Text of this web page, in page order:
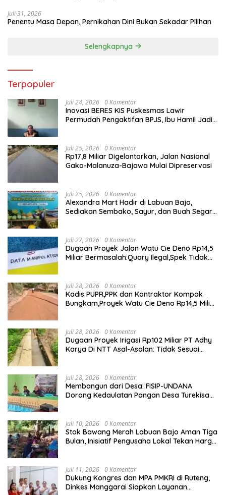
Juli 31, 2026
Penentu Masa Depan, Pernikahan Dini Bukan Sekadar Pilihan
Selengkapnya
Terpopuler
Juli 24, 2026 0 Komentar
Inovasi BERES KIS Puskesmas Lawir
Permudah Pengaktifan BPJS, Ibu Hamil Jadi
Juli 25, 2026 0 Komentar
Rp17,8 Miliar Digelontorkan, Jalan Nasional
Gako-Malanuza-Bajawa Mulai Dipreservasi
Juli 25, 2026 0 Komentar
Alexandra Mart Hadir di Labuan Bajo,
Sediakan Sembako, Sayur, dan Buah Segar
Juli 27, 2026 0 Komentar
Dugaan Proyek Jalan Watu Cie Deno Rp14,5
Miliar Bermasalah:Quary Ilegal,Spek Tidak
Juli 28, 2026 0 Komentar
Kadis PUPR,PPK dan Kontraktor Kompak
Bungkam,Proyek Watu Cie Deno Rp14,5 Miliar
Juli 28, 2026 0 Komentar
Dugaan Proyek Irigasi Rp102 Miliar PT Adhy
Karya Di NTT Asal-Asalan: Tidak Sesuai
Juli 28, 2026 0 Komentar
Membangun dari Desa: FISIP-UNDANA
Dorong Kedaulatan Pangan Desa Turekisa
Juli 10, 2026 0 Komentar
Stok Bawang Merah Labuan Bajo Aman Tiga
Bulan, Inisiatif Pengusaha Lokal Tekan Harga
Juli 11, 2026 0 Komentar
Dukung Kongres dan MPA PMKRI di Ruteng,
Dinkes Manggarai Siapkan Layanan